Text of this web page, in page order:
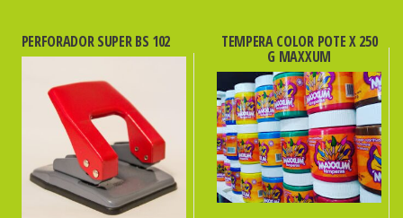
PERFORADOR SUPER BS 102 TEMPERA COLOR POTE X 250
G MAXXUM